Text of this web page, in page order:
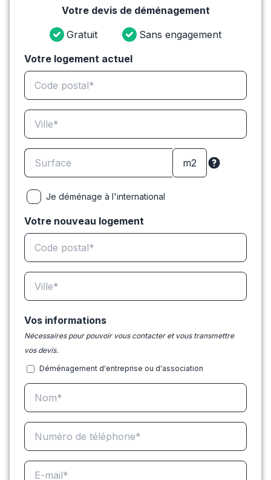
Votre devis de déménagement
Gratuit
Sans engagement
Votre logement actuel
Je déménage à l'international
Votre nouveau logement
Vos informations
Nécessaires pour pouvoir vous contacter et vous transmettre
vos devis.
Déménagement d'entreprise ou d'association